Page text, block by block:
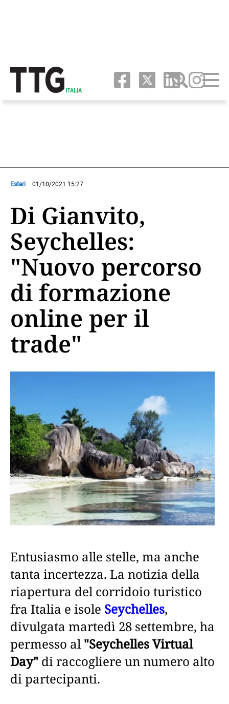
Esteri 01/10/2021 15:27
Di Gianvito,
Seychelles:
"Nuovo percorso
di formazione
online per il
trade"
Entusiasmo alle stelle, ma anche
tanta incertezza. La notizia della
riapertura del corridoio turistico
fra Italia e isole Seychelles,
divulgata martedì 28 settembre, ha
permesso al"Seychelles Virtual
Day" di raccogliere un numero alto
di partecipanti.